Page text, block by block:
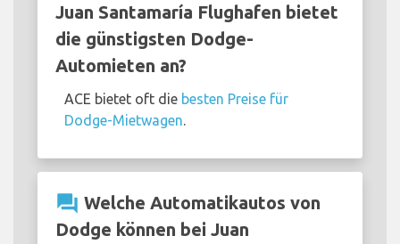
Juan Santamaría Flughafen bietet
die günstigsten Dodge-
Automieten an?
ACE bietet oft die besten Preise für
Dodge-Mietwagen
question_answer Welche Automatikautos von
Dodge können bei Juan